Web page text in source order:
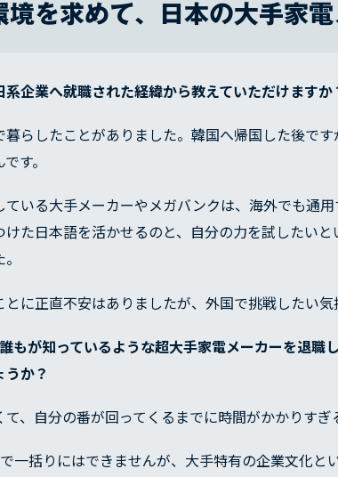
境を求めて、日本の大手家
企業へ就職された経緯から教えていただけますか
らしたことがありました。韓国へ帰国した後で
す。
いる大手メーカーやメガバンクは、海外でも通
た日本語を活かせるのと、自分の力を試したい
に正直不安はありましたが、外国で挑戦したい気
が知っているような超大手家電メーカーを退職
か？
、自分の番が回ってくるまでに時間がかかりすぎ
一括りにはできませんが、大手特有の企業文化
SERVICE
REASON